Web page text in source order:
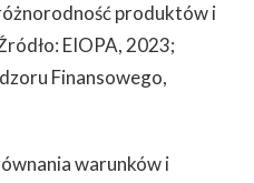
produktów i
EIOPA, 2023;
Finansowego,
warunków i